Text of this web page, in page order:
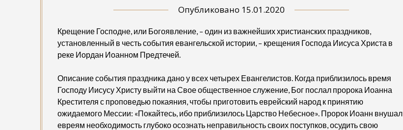
Опубликовано 15.01.2020
Крещение Господне, или Богоявление, – один из важнейших христианских праздников,
установленный в честь события евангельской истории, – крещения Господа Иисуса Христа в
реке Иордан Иоанном Предтечей.
Описание события праздника дано у всех четырех Евангелистов. Когда приблизилось время
Господу Иисусу Христу выйти на Свое общественное служение, Бог послал пророка Иоанна
Крестителя с проповедью покаяния, чтобы приготовить еврейский народ к принятию
ожидаемого Мессии: «Покайтесь, ибо приблизилось Царство Небесное». Пророк Иоанн внушал
евреям необходимость глубоко осознать неправильность своих поступков, осудить свою